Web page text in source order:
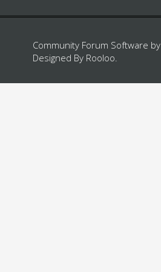
Community Forum Software by
Designed By Rooloo.